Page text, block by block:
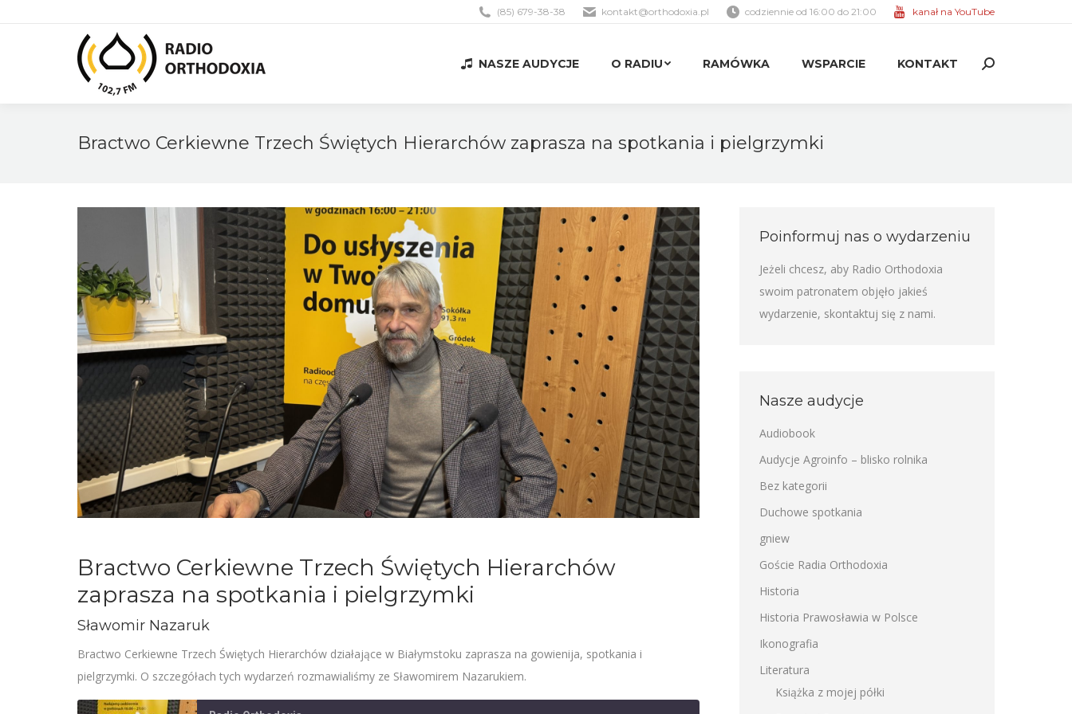
(85) 679-38-38 kontakt@orthodoxia.pl codziennie od 16:00 do 21:00 kanał na YouTube
NASZE AUDYCJE O RADIU RAMÓWKA WSPARCIE KONTAKT Search:
Bractwo Cerkiewne Trzech Świętych Hierarchów zaprasza na spotkania i pielgrzymki
Bractwo Cerkiewne Trzech Świętych Hierarchów
zaprasza na spotkania i pielgrzymki
Sławomir Nazaruk
Bractwo Cerkiewne Trzech Świętych Hierarchów działające w Białymstoku zaprasza na gowienija, spotkania i
pielgrzymki. O szczegółach tych wydarzeń rozmawialiśmy ze Sławomirem Nazarukiem.
Poinformuj nas o wydarzeniu
Jeżeli chcesz, aby Radio Orthodoxia
swoim patronatem objęło jakieś
wydarzenie, skontaktuj się z nami.
Nasze audycje
Audiobook
Audycje Agroinfo – blisko rolnika
Bez kategorii
Duchowe spotkania
gniew
Goście Radia Orthodoxia
Historia
Historia Prawosławia w Polsce
Ikonografia
Literatura
Książka z mojej półki